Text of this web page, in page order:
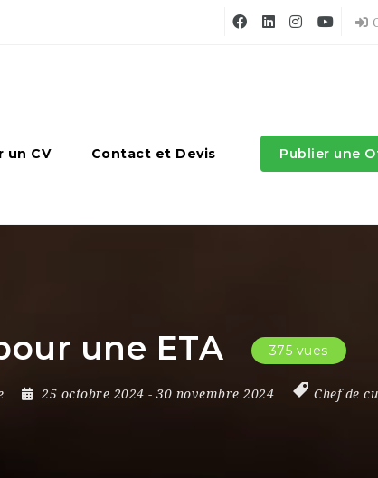
un CV Contact et Devis Publier une
une ETA 375 vues
25 octobre 2024 - 30 novembre 2024 Chef de